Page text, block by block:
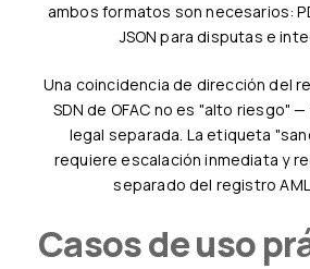
ambos formatos son necesarios:
JSON para disputas e
Una coincidencia de dirección del remitente en la lista
SDN de OFAC no es "alto riesgo"
legal separada. La etiqueta
requiere escalación inmediata y
separado del registro
Casos de uso